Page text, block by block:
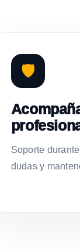
🛡️
Soporte
dudas y